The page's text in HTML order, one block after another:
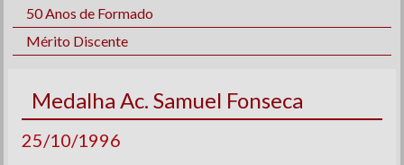
50 Anos de Formado
Mérito Discente
Medalha Ac. Samuel Fonseca
25/10/1996